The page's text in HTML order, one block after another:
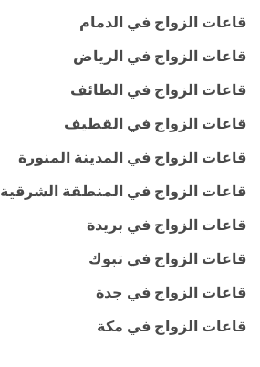
قاعات الزواج في الدمام
قاعات الزواج في الرياض
قاعات الزواج في الطائف
قاعات الزواج في القطيف
قاعات الزواج في المدينة المنورة
قاعات الزواج في المنطقة الشرقية
قاعات الزواج في بريدة
قاعات الزواج في تبوك
قاعات الزواج في جدة
قاعات الزواج في مكة